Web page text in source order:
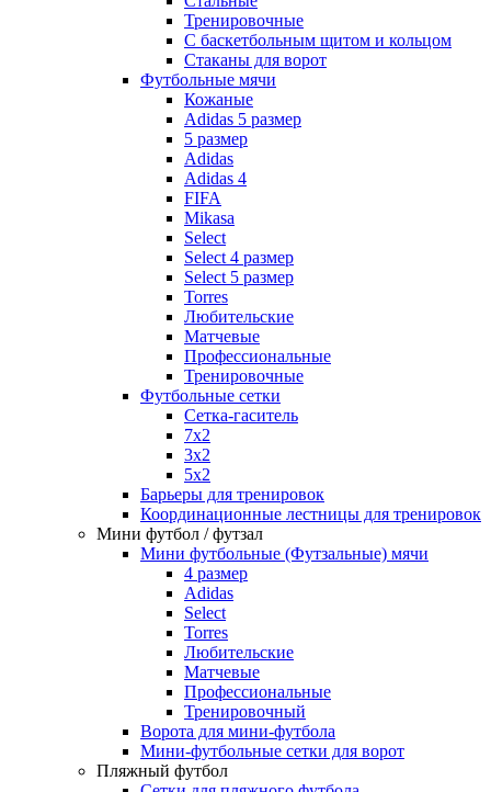
Тренировочные
С баскетбольным щитом и кольцом
Стаканы для ворот
Футбольные мячи
Кожаные
Adidas 5 размер
5 размер
Adidas
Adidas 4
FIFA
Mikasa
Select
Select 4 размер
Select 5 размер
Torres
Любительские
Матчевые
Профессиональные
Тренировочные
Футбольные сетки
Сетка-гаситель
7x2
3х2
5х2
Барьеры для тренировок
Координационные лестницы для тренировок
Мини футбол / футзал
Мини футбольные (Футзальные) мячи
4 размер
Adidas
Select
Torres
Любительские
Матчевые
Профессиональные
Тренировочный
Ворота для мини-футбола
Мини-футбольные сетки для ворот
Пляжный футбол